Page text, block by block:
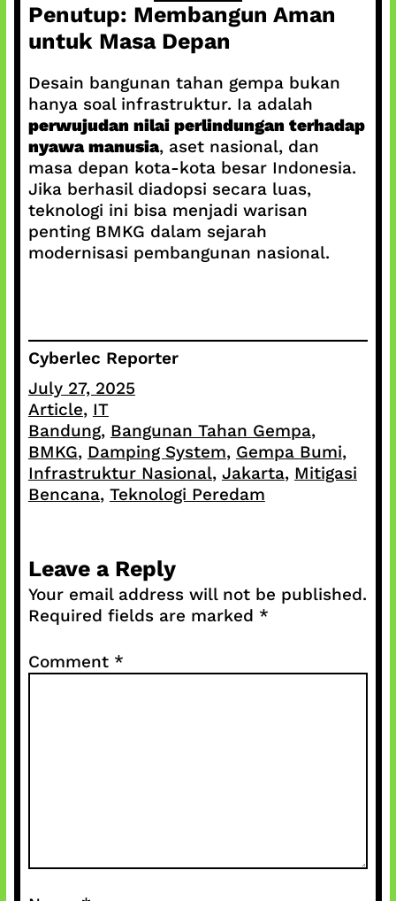
Penutup: Membangun Aman
untuk Masa Depan
Desain bangunan tahan gempa bukan
hanya soal infrastruktur. Ia adalah
perwujudan nilai perlindungan terhadap
nyawa manusia, aset nasional, dan
masa depan kota-kota besar Indonesia.
Jika berhasil diadopsi secara luas,
teknologi ini bisa menjadi warisan
penting BMKG dalam sejarah
modernisasi pembangunan nasional.
Cyberlec Reporter
July 27, 2025
Article, IT
Bandung, Bangunan Tahan Gempa ,
BMKG, Damping System, Gempa Bumi ,
Infrastruktur Nasional, Jakarta, Mitigasi
Bencana, Teknologi Peredam
Leave a Reply
Your email address will not be published.
Required fields are marked *
Comment *